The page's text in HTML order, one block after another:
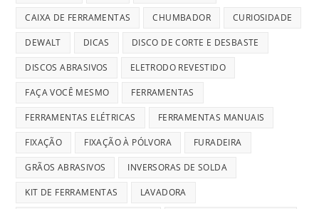
CAIXA DE FERRAMENTAS CHUMBADOR CURIOSIDADE
DEWALT DICAS DISCO DE CORTE E DESBASTE
DISCOS ABRASIVOS ELETRODO REVESTIDO
FAÇA VOCÊ MESMO FERRAMENTAS
FERRAMENTAS ELÉTRICAS FERRAMENTAS MANUAIS
FIXAÇÃO FIXAÇÃO À PÓLVORA FURADEIRA
GRÃOS ABRASIVOS INVERSORAS DE SOLDA
KIT DE FERRAMENTAS LAVADORA